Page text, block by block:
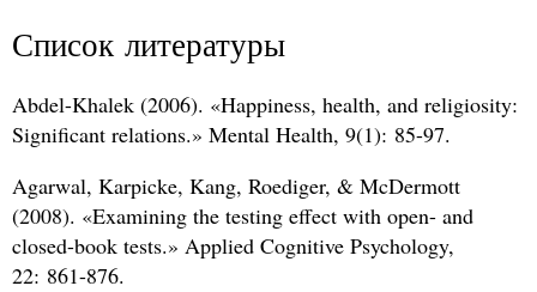
Список литературы
Abdel-Khalek (2006). «Happiness, health, and religiosity:
Significant relations.» Mental Health, 9(1): 85-97.
Agarwal, Karpicke, Kang, Roediger, & McDermott
(2008). «Examining the testing effect with open- and
closed-book tests.» Applied Cognitive Psychology,
22: 861-876.